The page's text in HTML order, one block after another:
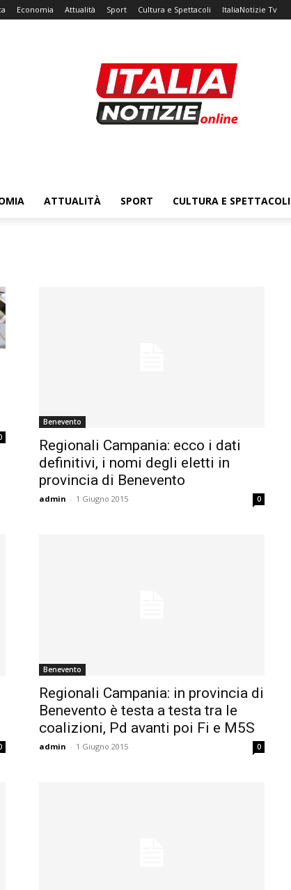
Economia Attualità Sport Cultura e Spettacoli ItaliaNotizie Tv
ATTUALITÀ SPORT CULTURA E SPETTACOLI
Benevento
Regionali Campania: ecco i dati
definitivi, i nomi degli eletti in
provincia di Benevento
admin - 1 Giugno 2015 0
Benevento
Regionali Campania: in provincia di
Benevento è testa a testa tra le
coalizioni, Pd avanti poi Fi e M5S
admin - 1 Giugno 2015 0